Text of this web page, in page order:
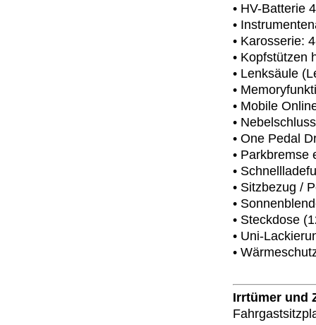
• HV-Batterie
•
• Karosserie:
• Kopfstützen
• Lenksäule
•
• Mobile
•
• One Pedal
• Parkbremse
•
• Sitzbezug /
•
• Steckdose
• Uni-
•
Irrtümer und